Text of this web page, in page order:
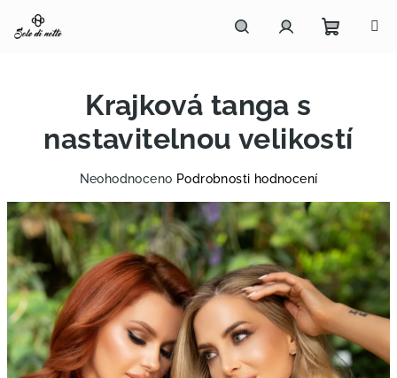
obsah
Krajková tanga s
nastavitelnou velikostí
Průměrné
produktu
je
0,0
5
hvězdiček.
Neohodnoceno Podrobnosti hodnocení